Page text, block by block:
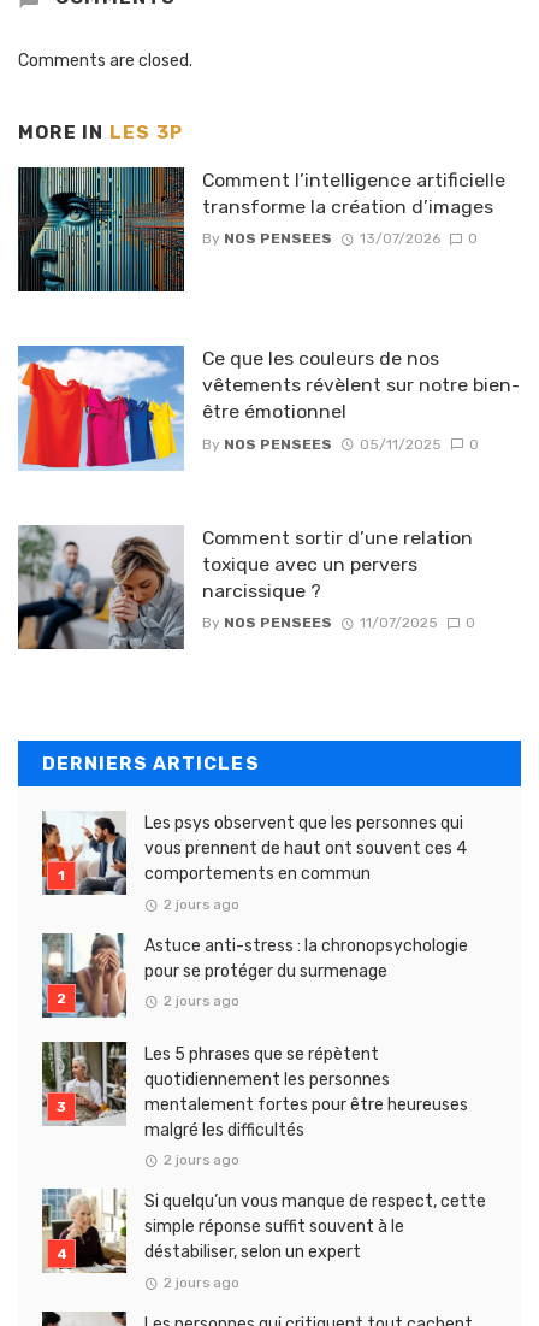
Comments are closed.
MORE IN LES 3P
Comment l’intelligence artificielle
transforme la création d’images
By NOS PENSEES 13/07/2026 0
Ce que les couleurs de nos
vêtements révèlent sur notre bien-
être émotionnel
By NOS PENSEES 05/11/2025 0
Comment sortir d’une relation
toxique avec un pervers
narcissique ?
By NOS PENSEES 11/07/2025 0
DERNIERS ARTICLES
Les psys observent que les personnes qui
vous prennent de haut ont souvent ces 4
comportements en commun
2 jours ago
Astuce anti-stress : la chronopsychologie
pour se protéger du surmenage
2 jours ago
Les 5 phrases que se répètent
quotidiennement les personnes
mentalement fortes pour être heureuses
malgré les difficultés
2 jours ago
Si quelqu’un vous manque de respect, cette
simple réponse suffit souvent à le
déstabiliser, selon un expert
2 jours ago